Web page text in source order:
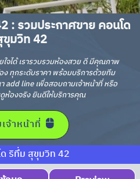
: รวมประกาศขาย คอนโด
มวิท 42
จได้ เรารวบรวมห้องสวย ดี มีคุณภาพ
ทุกระดับราคา พร้อมบริการด้วยทีม
add line เพื่อสอบถามเจ้าหน้าที่ หรือ
ห้องจริง ยินดีให้บริการคุณ
จ้าหน้าที่
ริทึ่ม สุขุมวิท 42